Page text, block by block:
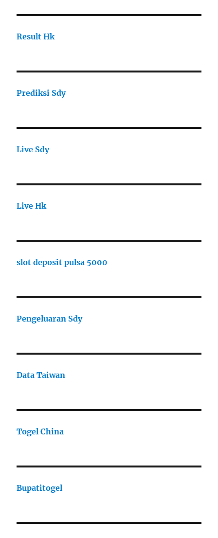
Result Hk
Prediksi Sdy
Live Sdy
Live Hk
slot deposit pulsa 5000
Pengeluaran Sdy
Data Taiwan
Togel China
Bupatitogel